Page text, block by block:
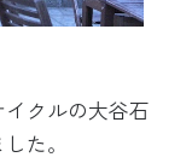
クルの大谷石
た。